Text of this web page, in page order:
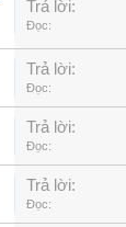
Trả lời:
Đọc:
Trả lời:
Đọc:
Trả lời:
Đọc:
Trả lời:
Đọc: